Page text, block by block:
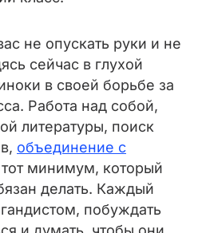
не опускать руки и не
сейчас в глухой
в своей борьбе за
Работа над собой,
литературы, поиск
объединение с
минимум, который
делать. Каждый
побуждать